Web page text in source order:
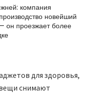
компания
новейший
он проезжает более
для здоровья,
снимают